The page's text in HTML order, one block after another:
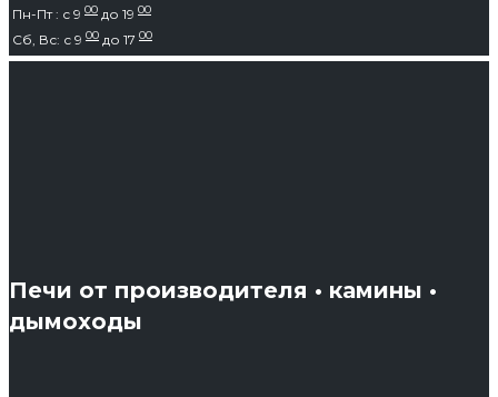
Пн-Пт : с 9 00 до 19 00
Сб, Вс: с 9 00 до 17 00
Печи от производителя • камины •
дымоходы